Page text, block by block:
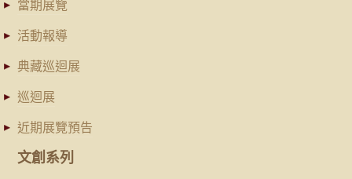
當期展覽
活動報導
典藏巡迴展
巡迴展
近期展覽預告
文創系列